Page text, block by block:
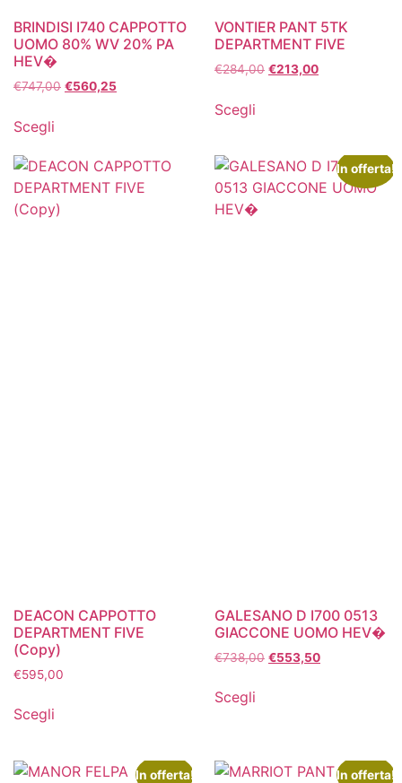
BRINDISI I740 CAPPOTTO
UOMO 80% WV 20% PA
HEV�
€747,00 €560,25
Scegli
VONTIER PANT 5TK
DEPARTMENT FIVE
€284,00 €213,00
Scegli
DEACON CAPPOTTO
DEPARTMENT FIVE
(Copy)
€595,00
Scegli
In offerta!
GALESANO D I700 0513
GIACCONE UOMO HEV�
€738,00 €553,50
Scegli
In offerta! In offerta!